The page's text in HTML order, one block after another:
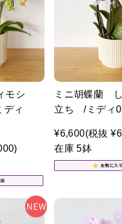
モシ
ィ
ミニ胡蝶蘭
立ち /ミディ
¥6,600(税抜
在庫 5鉢